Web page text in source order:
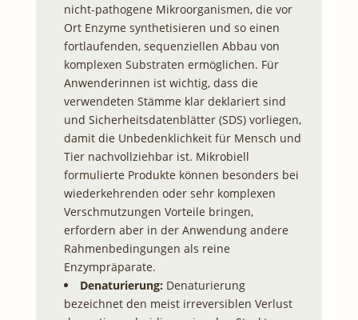
nicht-pathogene Mikroorganismen, die vor
Ort Enzyme synthetisieren und so einen
fortlaufenden, sequenziellen Abbau von
komplexen Substraten ermöglichen. Für
Anwenderinnen ist wichtig, dass die
verwendeten Stämme klar deklariert sind
und Sicherheitsdatenblätter (SDS) vorliegen,
damit die Unbedenklichkeit für Mensch und
Tier nachvollziehbar ist. Mikrobiell
formulierte Produkte können besonders bei
wiederkehrenden oder sehr komplexen
Verschmutzungen Vorteile bringen,
erfordern aber in der Anwendung andere
Rahmenbedingungen als reine
Enzympräparate.
Denaturierung: Denaturierung
bezeichnet den meist irreversiblen Verlust